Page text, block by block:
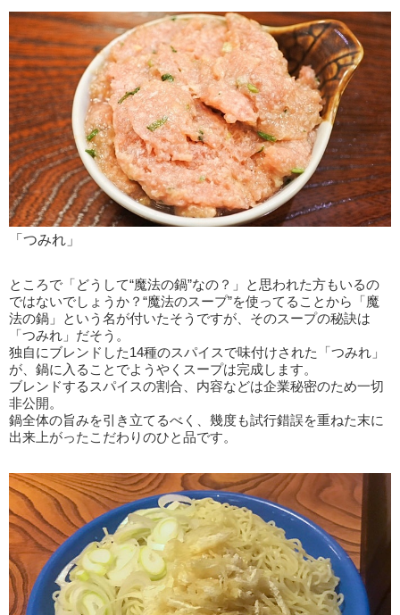
「つみれ」
ところで「どうして“魔法の鍋”なの？」と思われた方もいるの
ではないでしょうか？“魔法のスープ”を使ってることから「魔
法の鍋」という名が付いたそうですが、そのスープの秘訣は
「つみれ」だそう。
独自にブレンドした14種のスパイスで味付けされた「つみれ」
が、鍋に入ることでようやくスープは完成します。
ブレンドするスパイスの割合、内容などは企業秘密のため一切
非公開。
鍋全体の旨みを引き立てるべく、幾度も試行錯誤を重ねた末に
出来上がったこだわりのひと品です。